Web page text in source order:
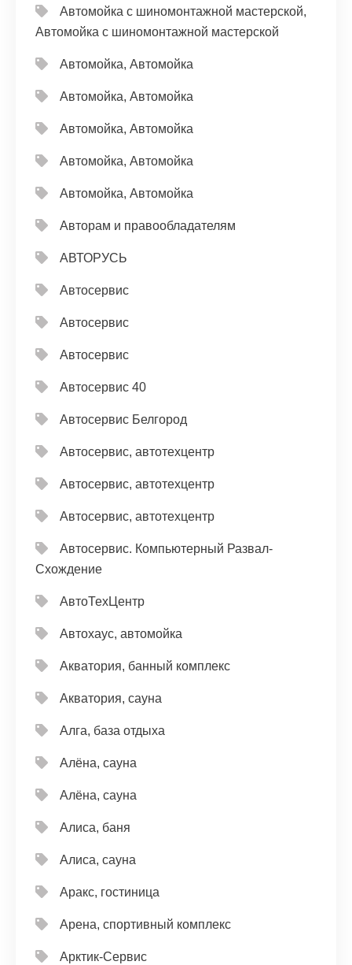
Автомойка с шиномонтажной мастерской,
Автомойка с шиномонтажной мастерской
Автомойка, Автомойка
Автомойка, Автомойка
Автомойка, Автомойка
Автомойка, Автомойка
Автомойка, Автомойка
Авторам и правообладателям
АВТОРУСЬ
Автосервис
Автосервис
Автосервис
Автосервис 40
Автосервис Белгород
Автосервис, автотехцентр
Автосервис, автотехцентр
Автосервис, автотехцентр
Автосервис. Компьютерный Развал-
Схождение
АвтоТехЦентр
Автохаус, автомойка
Акватория, банный комплекс
Акватория, сауна
Алга, база отдыха
Алёна, сауна
Алёна, сауна
Алиса, баня
Алиса, сауна
Аракс, гостиница
Арена, спортивный комплекс
Арктик-Сервис